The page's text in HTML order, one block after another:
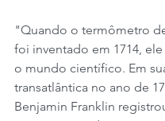
"Quando o termômetro
foi inventado em 1714,
o mundo científico. Em
transatlântica no ano de
Benjamin Franklin